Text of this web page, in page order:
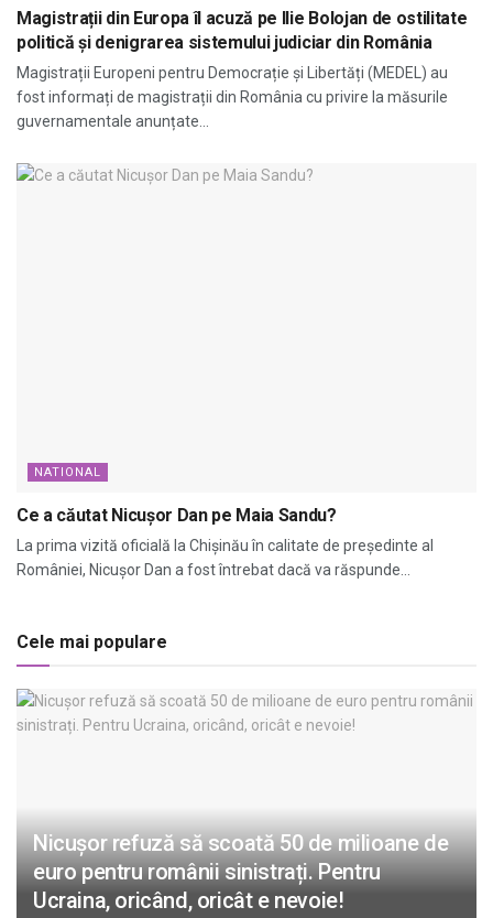
Magistrații din Europa îl acuză pe Ilie Bolojan de ostilitate
politică și denigrarea sistemului judiciar din România
Magistrații Europeni pentru Democrație și Libertăți (MEDEL) au
fost informați de magistrații din România cu privire la măsurile
guvernamentale anunțate...
NATIONAL
Ce a căutat Nicușor Dan pe Maia Sandu?
La prima vizită oficială la Chișinău în calitate de președinte al
României, Nicușor Dan a fost întrebat dacă va răspunde...
Cele mai populare
Nicușor refuză să scoată 50 de milioane de
euro pentru românii sinistrați. Pentru
Ucraina, oricând, oricât e nevoie!